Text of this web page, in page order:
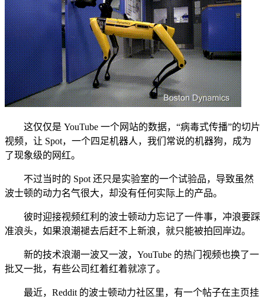
这仅仅是 YouTube 一个网站的数据，“病毒式传播”的切片
视频，让 Spot，一个四足机器人，我们常说的机器狗，成为
了现象级的网红。
不过当时的 Spot 还只是实验室的一个试验品，导致虽然
波士顿的动力名气很大，却没有任何实际上的产品。
彼时迎接视频红利的波士顿动力忘记了一件事，冲浪要踩
准浪头，如果浪潮褪去后赶不上新浪，就只能被拍回岸边。
新的技术浪潮一波又一波，YouTube 的热门视频也换了一
批又一批，有些公司红着红着就凉了。
最近，Reddit 的波士顿动力社区里，有一个帖子在主页挂